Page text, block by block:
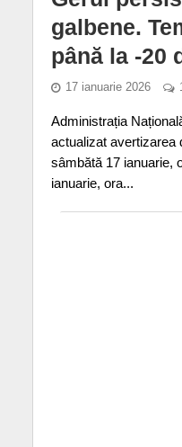
galbene.
până la -20
17 ianuarie 2026
Administrația
actualizat avertizarea
sâmbătă 17 ianuarie,
ianuarie, ora...